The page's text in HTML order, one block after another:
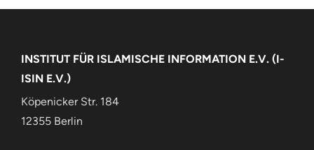
INSTITUT FÜR ISLAMISCHE INFORMATION E.V. (I-
ISIN E.V.)
Köpenicker Str. 184
12355 Berlin